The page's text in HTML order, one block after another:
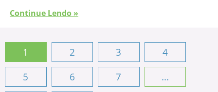
Continue Lendo »
1 2 3
4
5
6 7
...